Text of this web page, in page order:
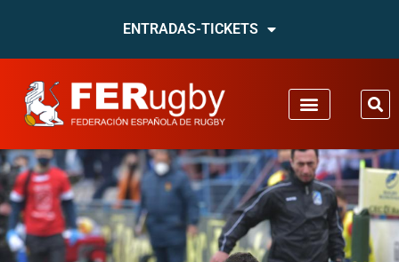
ENTRADAS-TICKETS